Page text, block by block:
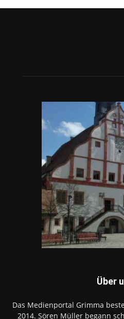
Über
Das Medienportal Grimma
2014. Sören Müller begann